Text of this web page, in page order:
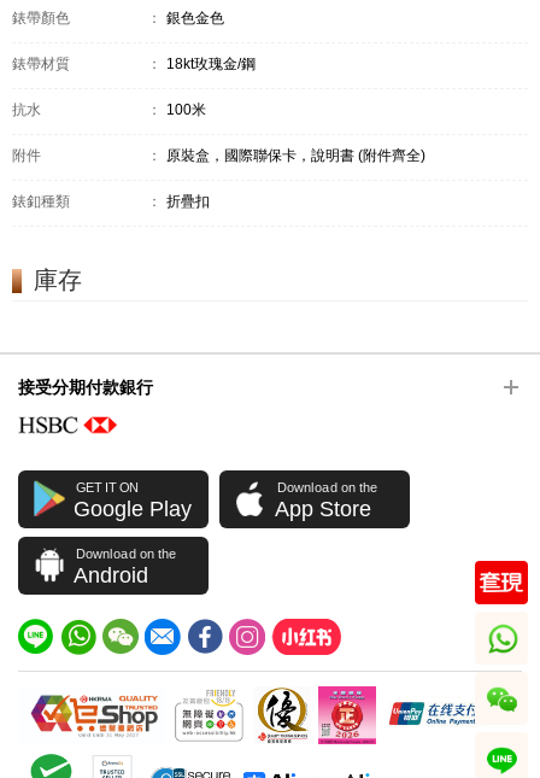
錶帶顏色 ： 銀色金色
錶帶材質 ： 18kt玫瑰金/鋼
抗水 ： 100米
附件 ： 原裝盒，國際聯保卡，說明書 (附件齊全)
錶釦種類 ： 折疊扣
庫存
接受分期付款銀行
GET IT ON
Google Play
Download on the
App Store
Download on the
Android
whatsapp